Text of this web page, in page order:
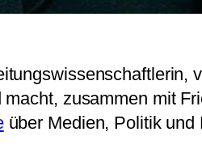
zusammen mit
über Medien, Politik und